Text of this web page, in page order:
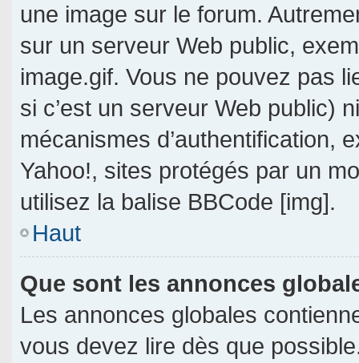
une image sur le forum.
sur un serveur Web public,
image.gif. Vous ne pouvez pas
si c’est un serveur Web public)
mécanismes d’authentification,
Yahoo!, sites protégés par un
utilisez la balise BBCode [img].
Haut
Que sont les annonces
Les annonces globales
vous devez lire dès que